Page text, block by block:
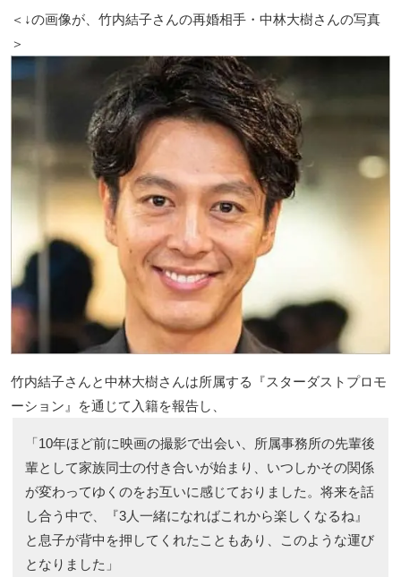
＜↓の画像が、竹内結子さんの再婚相手・中林大樹さんの写真
＞
竹内結子さんと中林大樹さんは所属する『スターダストプロモ
ーション』を通じて入籍を報告し、
「10年ほど前に映画の撮影で出会い、所属事務所の先輩後
輩として家族同士の付き合いが始まり、いつしかその関係
が変わってゆくのをお互いに感じておりました。将来を話
し合う中で、『3人一緒になればこれから楽しくなるね』
と息子が背中を押してくれたこともあり、このような運び
となりました」